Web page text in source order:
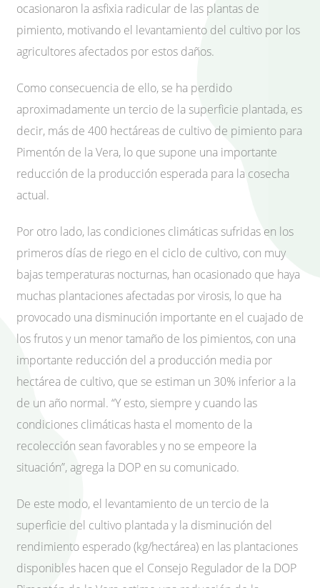
ocasionaron la asfixia radicular de las plantas de
pimiento, motivando el levantamiento del cultivo por los
agricultores afectados por estos daños.
Como consecuencia de ello, se ha perdido
aproximadamente un tercio de la superficie plantada, es
decir, más de 400 hectáreas de cultivo de pimiento para
Pimentón de la Vera, lo que supone una importante
reducción de la producción esperada para la cosecha
actual.
Por otro lado, las condiciones climáticas sufridas en los
primeros días de riego en el ciclo de cultivo, con muy
bajas temperaturas nocturnas, han ocasionado que haya
muchas plantaciones afectadas por virosis, lo que ha
provocado una disminución importante en el cuajado de
los frutos y un menor tamaño de los pimientos, con una
importante reducción del a producción media por
hectárea de cultivo, que se estiman un 30% inferior a la
de un año normal. “Y esto, siempre y cuando las
condiciones climáticas hasta el momento de la
recolección sean favorables y no se empeore la
situación”, agrega la DOP en su comunicado.
De este modo, el levantamiento de un tercio de la
superficie del cultivo plantada y la disminución del
rendimiento esperado (kg/hectárea) en las plantaciones
disponibles hacen que el Consejo Regulador de la DOP